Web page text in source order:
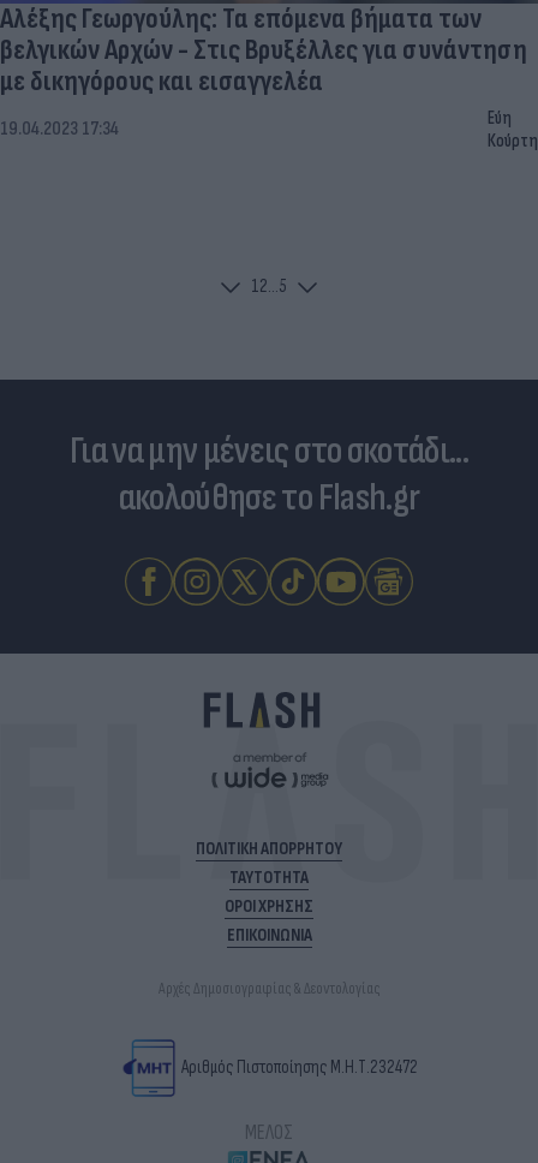
Αλέξης Γεωργούλης: Τα επόμενα βήματα των
βελγικών Αρχών - Στις Βρυξέλλες για συνάντηση
με δικηγόρους και εισαγγελέα
19.04.2023 17:34
Εύη
Κούρτη
12...5
Για να μην μένεις στο σκοτάδι...
ακολούθησε το Flash.gr
ΠΟΛΙΤΙΚΗ ΑΠΟΡΡΗΤΟΥ
ΤΑΥΤΟΤΗΤΑ
ΟΡΟΙ ΧΡΗΣΗΣ
ΕΠΙΚΟΙΝΩΝΙΑ
Αρχές Δημοσιογραφίας & Δεοντολογίας
Αριθμός Πιστοποίησης Μ.Η.Τ.232472
ΜΕΛΟΣ